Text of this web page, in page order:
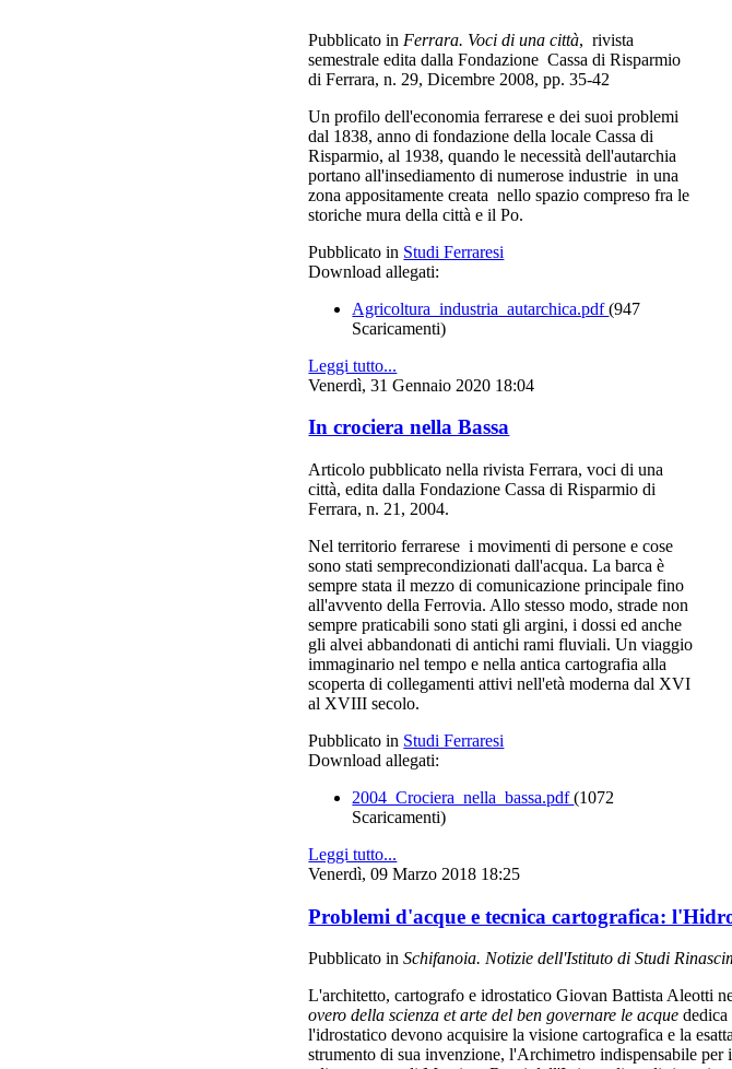
Pubblicato in Ferrara. Voci di una città, rivista
semestrale edita dalla Fondazione Cassa di Risparmio
di Ferrara, n. 29, Dicembre 2008, pp. 35-42
Un profilo dell'economia ferrarese e dei suoi problemi
dal 1838, anno di fondazione della locale Cassa di
Risparmio, al 1938, quando le necessità dell'autarchia
portano all'insediamento di numerose industrie in una
zona appositamente creata nello spazio compreso fra le
storiche mura della città e il Po.
Pubblicato in Studi Ferraresi
Download allegati:
Agricoltura_industria_autarchica.pdf(947
Scaricamenti)
Leggi tutto...
Venerdì, 31 Gennaio 2020 18:04
In crociera nella Bassa
Articolo pubblicato nella rivista Ferrara, voci di una
città, edita dalla Fondazione Cassa di Risparmio di
Ferrara, n. 21, 2004.
Nel territorio ferrarese i movimenti di persone e cose
sono stati semprecondizionati dall'acqua. La barca è
sempre stata il mezzo di comunicazione principale fino
all'avvento della Ferrovia. Allo stesso modo, strade non
sempre praticabili sono stati gli argini, i dossi ed anche
gli alvei abbandonati di antichi rami fluviali. Un viaggio
immaginario nel tempo e nella antica cartografia alla
scoperta di collegamenti attivi nell'età moderna dal XVI
al XVIII secolo.
Pubblicato in Studi Ferraresi
Download allegati:
2004_Crociera_nella_bassa.pdf(1072
Scaricamenti)
Leggi tutto...
Venerdì, 09 Marzo 2018 18:25
Problemi d'acque e tecnica cartografica:
Pubblicato inSchifanoia. Notizie dell'Istituto di Studi
L'architetto, cartografo e idrostatico Giovan Battista Aleotti
overo della scienza et arte del ben governare le acque dedica
l'idrostatico devono acquisire la visione cartografica e la
strumento di sua invenzione, l'Archimetro indispensabile